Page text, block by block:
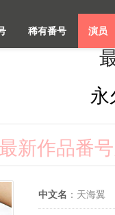
稀有番号 演员
永
新作品番
中文名 ：天海翼